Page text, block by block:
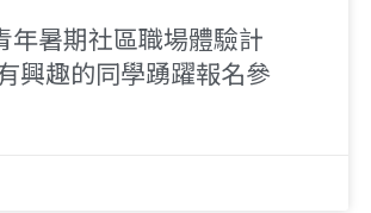
年暑期社區職場體驗計
興趣的同學踴躍報名參